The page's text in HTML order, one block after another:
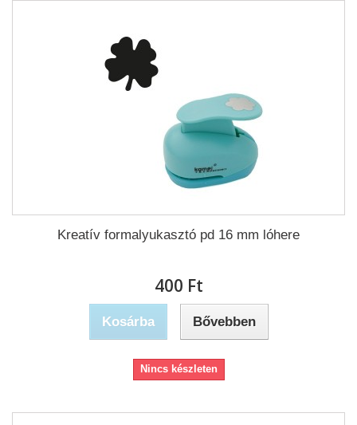
Kreatív formalyukasztó pd 16 mm lóhere
400 Ft‎
Kosárba Bővebben
Nincs készleten